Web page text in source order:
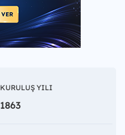
KURULUŞ YILI
1863